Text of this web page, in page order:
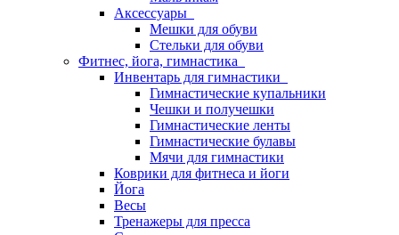
Аксессуары
Мешки для обуви
Стельки для обуви
Фитнес, йога, гимнастика
Инвентарь для гимнастики
Гимнастические купальники
Чешки и получешки
Гимнастические ленты
Гимнастические булавы
Мячи для гимнастики
Коврики для фитнеса и йоги
Йога
Весы
Тренажеры для пресса